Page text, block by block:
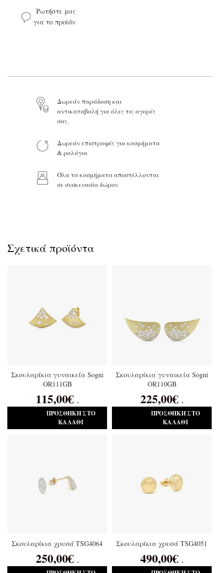
Ρωτήστε μας
για το προϊόν
Το μήνυμά σας
Δωρεάν παράδοση και
αντικαταβολή για όλες τις αγορές
σας.
Δωρεάν επιστροφές για κοσμήματα
& ρολόγια
Όλα τα κοσμήματα αποστέλλονται
σε συσκευασία δώρου
Σχετικά προϊόντα
Σκουλαρίκια γυναικεία Sogni
OR111GB
115,00€ .
ΠΡΟΣΘΉΚΗ ΣΤΟ
ΚΑΛΆΘΙ
Σκουλαρίκια γυναικεία Sogni
OR110GB
225,00€ .
ΠΡΟΣΘΉΚΗ ΣΤΟ
ΚΑΛΆΘΙ
Σκουλαρίκια χρυσά TSG4064
250,00€ .
Σκουλαρίκια χρυσά TSG4051
490,00€ .